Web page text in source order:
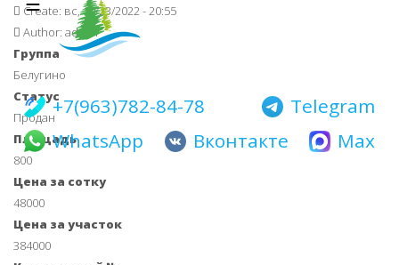
Перейти
основному
содержанию
+7(963)782-84-78
Telegram
WhatsApp
Вконтакте Max
Create: вс, 10/23/2022 - 20:55
Author: admin
Группа
Белугино
Статус
Продан
Площадь
800
Цена за сотку
48000
Цена за участок
384000